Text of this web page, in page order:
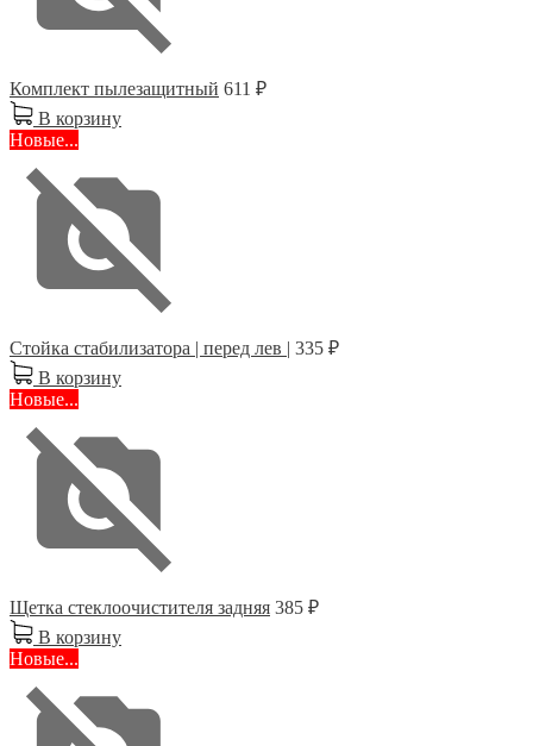
Комплект пылезащитный 611 ₽
В корзину
Новые...
Стойка стабилизатора | перед лев | 335 ₽
В корзину
Новые...
Щетка стеклоочистителя задняя 385 ₽
В корзину
Новые...